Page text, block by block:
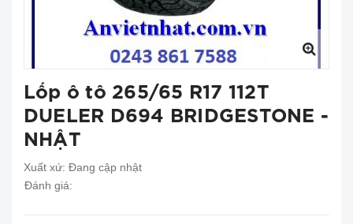
Lốp ô tô 265/65 R17 112T
DUELER D694 BRIDGESTONE -
NHẬT
Xuất xứ: Đang cập nhật
Đánh giá: